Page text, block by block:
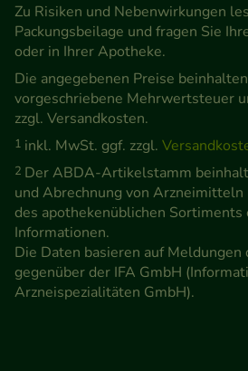
Zu Risiken und Nebenwirkungen
Packungsbeilage und fragen Sie
oder in Ihrer Apotheke.
Die angegebenen Preise
vorgeschriebene Mehrwertsteuer
zzgl. Versandkosten.
1 inkl. MwSt. ggf. zzgl.
2 Der ABDA-Artikelstamm
und Abrechnung von
des apothekenüblichen
Informationen.
Die Daten basieren auf
gegenüber der IFA GmbH
Arzneispezialitäten GmbH).